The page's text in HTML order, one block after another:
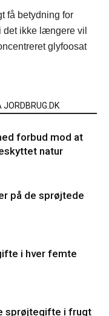
få betydning for
det ikke længere vil
glyfoosat
JORDBRUG.DK
forbud mod at
natur
på de sprøjtede
i hver femte
sprøjtegifte i frugt